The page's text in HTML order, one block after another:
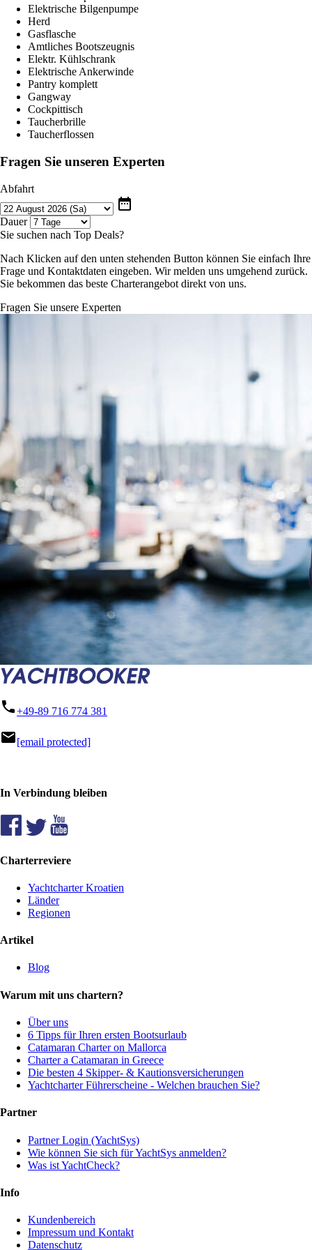
Elektrische Bilgenpumpe
Herd
Gasflasche
Amtliches Bootszeugnis
Elektr. Kühlschrank
Elektrische Ankerwinde
Pantry komplett
Gangway
Cockpittisch
Taucherbrille
Taucherflossen
Fragen Sie unseren Experten
Abfahrt
date_range
Dauer
Sie suchen nach Top Deals?
Nach Klicken auf den unten stehenden Button können Sie einfach Ihre
Frage und Kontaktdaten eingeben. Wir melden uns umgehend zurück.
Sie bekommen das beste Charterangebot direkt von uns.
Fragen Sie unsere Experten
phone+49-89 716 774 381
mail[email protected]
In Verbindung bleiben
Charterreviere
Yachtcharter Kroatien
Länder
Regionen
Artikel
Blog
Warum mit uns chartern?
Über uns
6 Tipps für Ihren ersten Bootsurlaub
Catamaran Charter on Mallorca
Charter a Catamaran in Greece
Die besten 4 Skipper- & Kautionsversicherungen
Yachtcharter Führerscheine - Welchen brauchen Sie?
Partner
Partner Login (YachtSys)
Wie können Sie sich für YachtSys anmelden?
Was ist YachtCheck?
Info
Kundenbereich
Impressum und Kontakt
Datenschutz